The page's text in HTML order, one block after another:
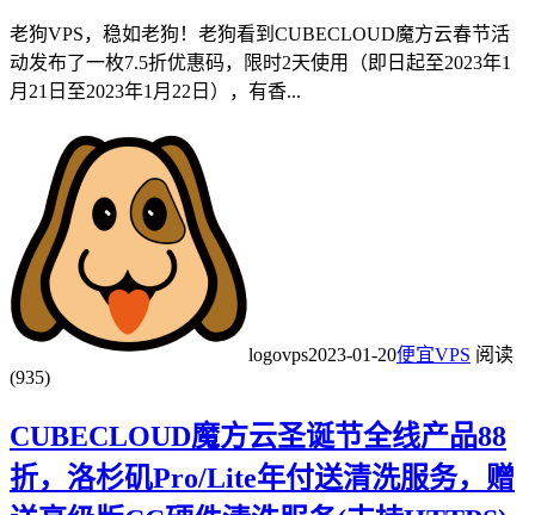
老狗VPS，稳如老狗！老狗看到CUBECLOUD魔方云春节活
动发布了一枚7.5折优惠码，限时2天使用（即日起至2023年1
月21日至2023年1月22日），有香...
logovps2023-01-20便宜VPS 阅读
(935)
CUBECLOUD魔方云圣诞节全线产品88
折，洛杉矶Pro/Lite年付送清洗服务，赠